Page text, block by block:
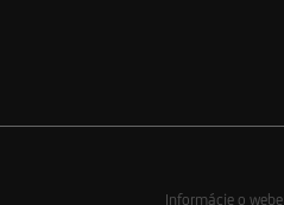
Informácie o webe